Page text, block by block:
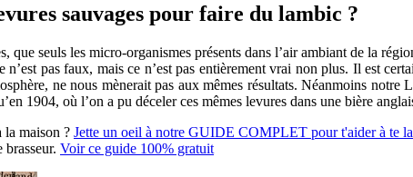
sauvages pour faire du lambic ?
que seuls les micro-organismes présents dans l’air ambiant de la
n’est pas faux, mais ce n’est pas entièrement vrai non plus. Il est
ne nous mènerait pas aux mêmes résultats. Néanmoins
1904, où l’on a pu déceler ces mêmes levures dans une bière
la maison ? Jette un oeil à notre GUIDE COMPLET pour t'aider à te
brasseur. Voir ce guide 100% gratuit